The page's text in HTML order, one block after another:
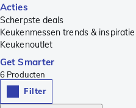
Acties
Scherpste deals
Keukenmessen trends & inspiratie
Keukenoutlet
Get Smarter
6 Producten
Filter